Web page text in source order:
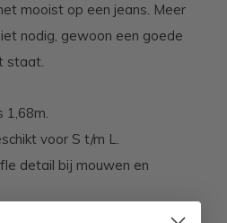
mooist op een jeans. Meer
nodig, gewoon een goede
staat.
1,68m.
voor S t/m L.
detail bij mouwen en